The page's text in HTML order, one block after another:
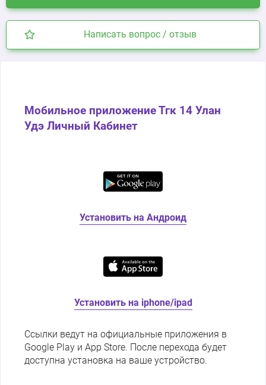
Написать вопрос / отзыв
Мобильное приложение Тгк 14 Улан
Удэ Личный Кабинет
Установить на Андроид
Установить на iphone/ipad
Ссылки ведут на официальные приложения в
Google Play и App Store. После перехода будет
доступна установка на ваше устройство.